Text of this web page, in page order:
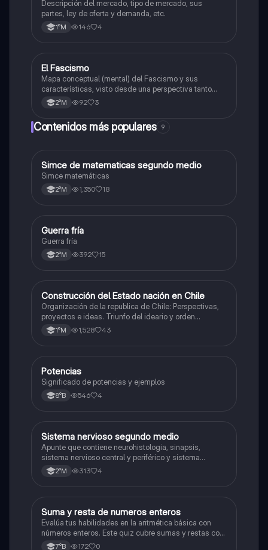
Descripción del mercado, tipo de mercado, sus
partes, ley de oferta y demanda, etc.
1°M 146 4
Historia
El Fascismo
Mapa conceptual (mental) del Fascismo y sus
características, visto desde una perspectiva tanto
como política, cultural y económica/social.
2°M 92 3
Contenidos más populares 9
Matemáticas
Simce de matematicas segundo medio
Simce matemáticas
2°M 1,350 18
Historia
Guerra fría
Guerra fría
2°M 392 15
Historia
Construcción del Estado nación en Chile
Organización de la republica de Chile: Perspectivas,
proyectos e ideas. Triunfo del ideario y orden
conservador. Constitución de 1833. "Era Portaliana"
1°M 1,528 43
Matemáticas
Potencias
Significado de potencias y ejemplos
8°B 546 4
Biología
Sistema nervioso segundo medio
Apunte que contiene neurohistologia, sinapsis,
sistema nervioso central y periférico y sistema
endocrino
2°M 313 4
SMatemáticas
Suma y resta de numeros enteros
Evalúa tus habilidades en la aritmética básica con
números enteros. Este quiz cubre sumas y restas con
números positivos y negativos.
7°B 172 0